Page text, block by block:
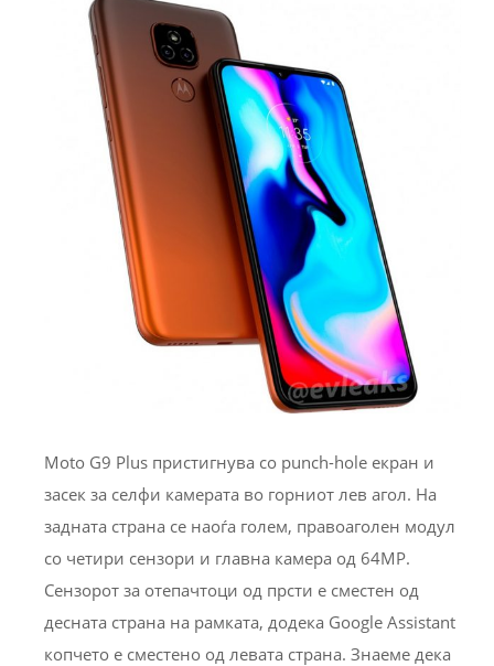
Moto G9 Plus пристигнува со punch-hole екран и
засек за селфи камерата во горниот лев агол. На
задната страна се наоѓа голем, правоаголен модул
со четири сензори и главна камера од 64MP.
Сензорот за отепачтоци од прсти е сместен од
десната страна на рамката, додека Google Assistant
копчето е сместено од левата страна. Знаеме дека